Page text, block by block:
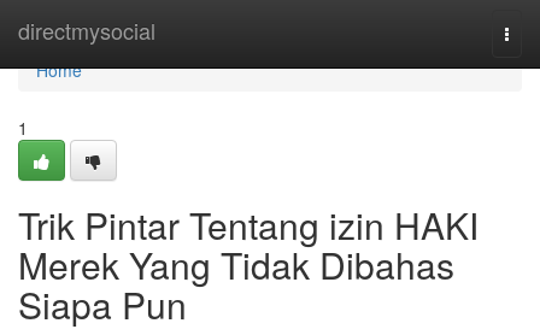
directmysocial
Home
Home
1
Trik Pintar Tentang izin HAKI
Merek Yang Tidak Dibahas
Siapa Pun